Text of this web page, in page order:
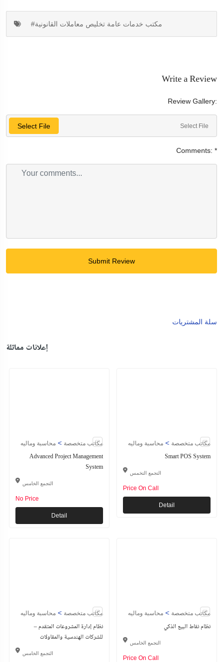
#مكتب خدمات عامة تخليص معاملات القانونية
Write a Review
Review Gallery:
Select File Select File
Comments: *
Submit Review
سلة المشتريات
إعلانات مماثلة
مكاتب متخصصة > محاسبة وماليه
Advanced Project Management
System
التجمع الخامس
No Price
Detail
مكاتب متخصصة > محاسبة وماليه
Smart POS System
التجمع التخمس
Price On Call
Detail
مكاتب متخصصة > محاسبة وماليه
نظام إدارة المشروعات المتقدم –
للشركات الهندسية والمقاولات
التجمع الخامس
مكاتب متخصصة > محاسبة وماليه
نظام نقاط البيع الذكي
التجمع الخامس
Price On Call